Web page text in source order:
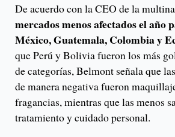
De acuerdo con la CEO de la
mercados menos afectados el año
México, Guatemala, Colombia y
que Perú y Bolivia fueron los más
de categorías, Belmont señala que
de manera negativa fueron
fragancias, mientras que las menos
tratamiento y cuidado personal.